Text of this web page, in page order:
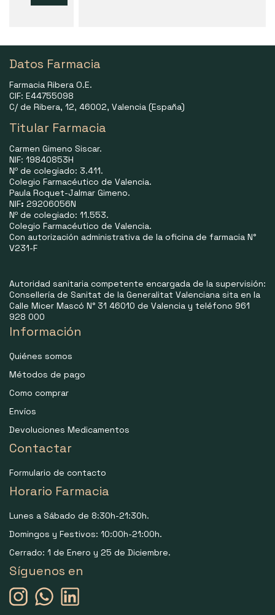
Datos Farmacia
Farmacia Ribera O.E.
CIF: E44755098
C/ de Ribera, 12, 46002, Valencia (España)
Titular Farmacia
Carmen Gimeno Siscar.
NIF: 19840853H
Nº de colegiado: 3.411.
Colegio Farmacéutico de Valencia.
Paula Roquet-Jalmar Gimeno.
NIF: 29206056N
Nº de colegiado: 11.553.
Colegio Farmacéutico de Valencia.
Con autorización administrativa de la oficina de farmacia N°
V231-F
Autoridad sanitaria competente encargada de la supervisión:
Consellería de Sanitat de la Generalitat Valenciana sita en la
Calle Micer Mascó N° 31 46010 de Valencia y teléfono 961
928 000
Información
Quiénes somos
Métodos de pago
Como comprar
Envíos
Devoluciones Medicamentos
Contactar
Formulario de contacto
Horario Farmacia
Lunes a Sábado de 8:30h-21:30h.
Domingos y Festivos: 10:00h-21:00h.
Cerrado: 1 de Enero y 25 de Diciembre.
Síguenos en